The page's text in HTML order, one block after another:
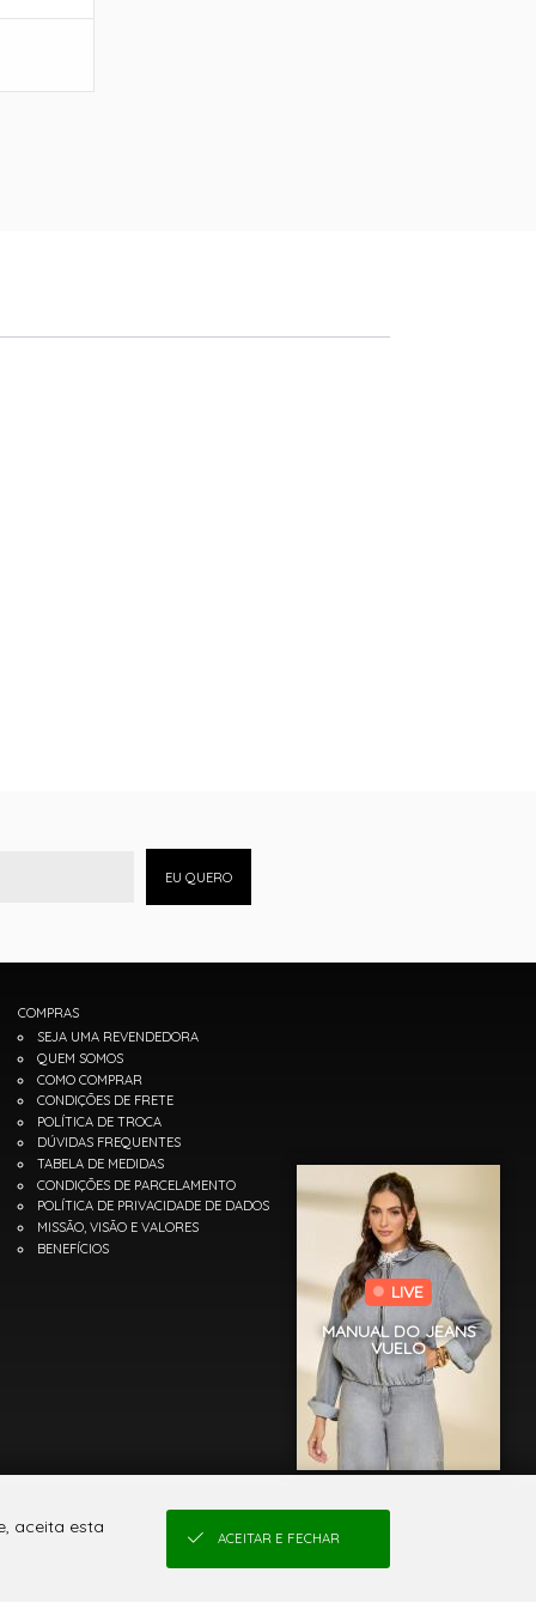
EU QUERO
COMPRAS
SEJA UMA REVENDEDORA
QUEM SOMOS
COMO COMPRAR
CONDIÇÕES DE FRETE
POLÍTICA DE TROCA
DÚVIDAS FREQUENTES
TABELA DE MEDIDAS
CONDIÇÕES DE PARCELAMENTO
POLÍTICA DE PRIVACIDADE DE DADOS
MISSÃO, VISÃO E VALORES
BENEFÍCIOS
LIVE
MANUAL DO JEANS
VUELO
aceita esta
ACEITAR E FECHAR